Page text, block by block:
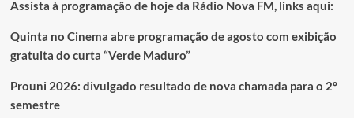
Assista à programação de hoje da Rádio Nova FM, links aqui:
Quinta no Cinema abre programação de agosto com exibição
gratuita do curta “Verde Maduro”
Prouni 2026: divulgado resultado de nova chamada para o 2º
semestre